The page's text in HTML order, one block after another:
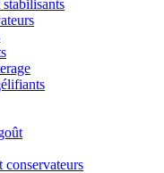
stabilisants